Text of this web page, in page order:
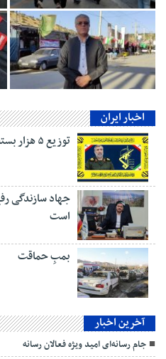
اخبار ایران
توزیع ۵ هزار بسته معیشتی یلدایی بین نیازمندان
جهاد سازندگی
است
بمبِ حماقت
آخرین اخبار
جام رسانه‌ای امید ویژه فعالان رسانه